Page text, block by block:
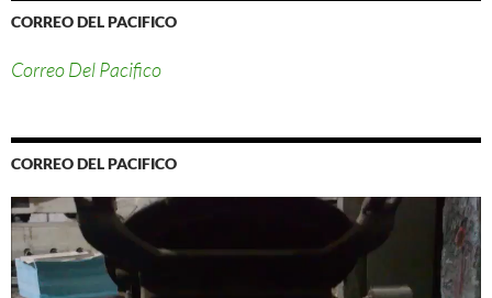
CORREO DEL PACIFICO
Correo Del Pacifico
CORREO DEL PACIFICO